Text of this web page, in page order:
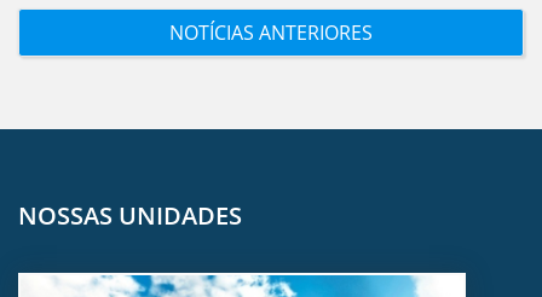
NOTÍCIAS ANTERIORES
NOSSAS UNIDADES